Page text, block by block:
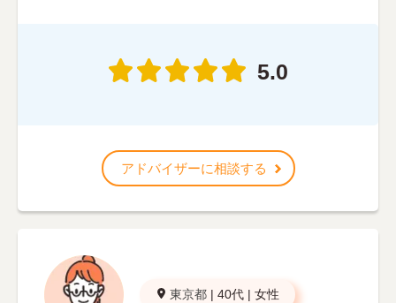
5.0
アドバイザーに相談する
東京都 | 40代 | 女性